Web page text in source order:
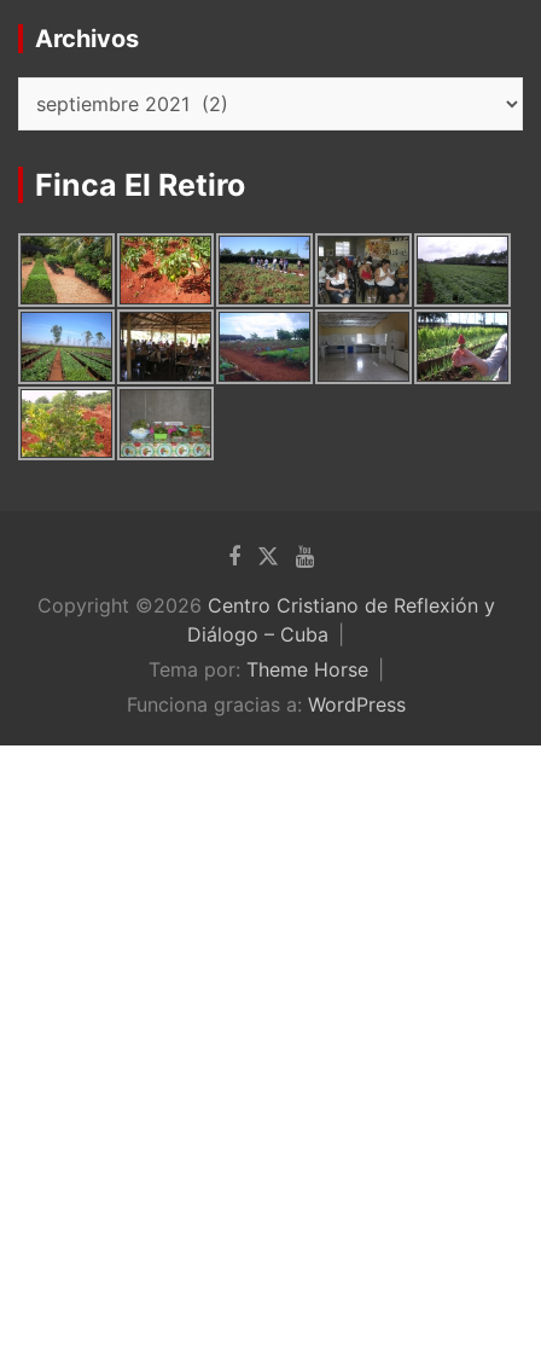
Archivos
Finca El Retiro
Copyright ©2026 Centro Cristiano de Reflexión y
Diálogo – Cuba
Tema por: Theme Horse
Funciona gracias a: WordPress